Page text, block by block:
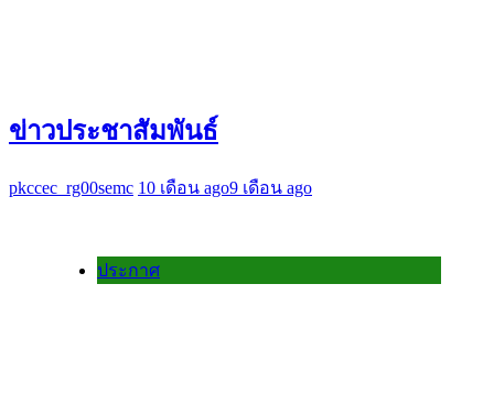
ข่าวประชาสัมพันธ์
pkccec_rg00semc 10 เดือน ago9 เดือน ago
ประกาศ